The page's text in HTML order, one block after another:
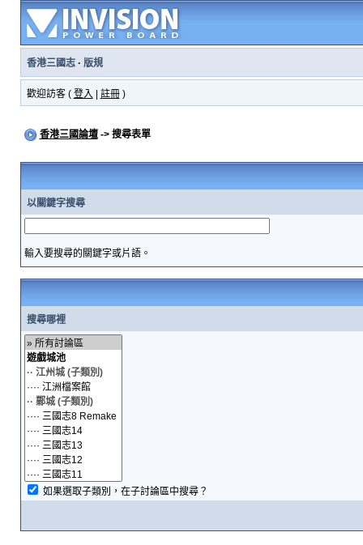
香港三國志· 版規
歡迎訪客 ( 登入 註冊)
香港三國論壇-> 搜尋表單
以關鍵字搜尋
輸入要搜尋的關鍵字或片語。
搜尋哪裡
如果選取子類別，在子討論區中搜尋？